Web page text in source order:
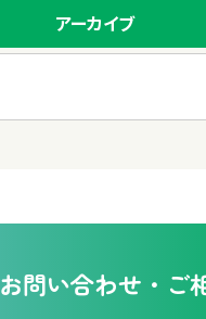
アーカイブ
お問い合わせ・ご